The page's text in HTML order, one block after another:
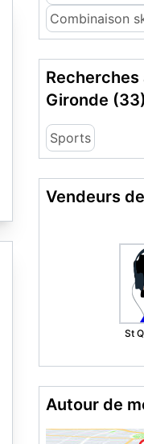
Combinaison
Gironde (33)
Sports
Vendeurs
Autour de